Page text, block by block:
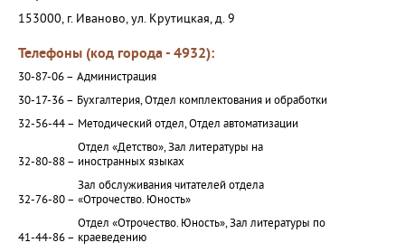
153000, г. Иваново, ул. Крутицкая, д. 9
Телефоны (код города - 4932):
30-87-06 – Администрация
30-17-36 – Бухгалтерия, Отдел комплектования и обработки
32-56-44 – Методический отдел, Отдел автоматизации
32-80-88 –
Отдел «Детство», Зал литературы на
иностранных языках
32-76-80 –
Зал обслуживания читателей отдела
«Отрочество. Юность»
41-44-86 –
Отдел «Отрочество. Юность», Зал литературы по
краеведению